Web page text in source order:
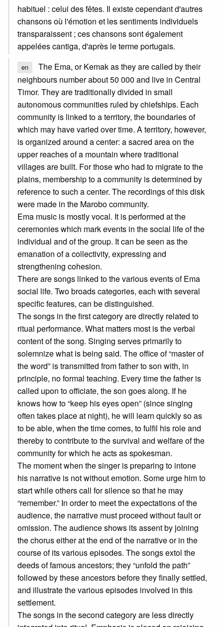
habituel : celui des fêtes. Il existe cependant d'autres
chansons où l'émotion et les sentiments individuels
transparaissent ; ces chansons sont également
appelées cantiga, d'après le terme portugais.
en
The Ema, or Kemak as they are called by their
neighbours number about 50 000 and live in Central
Timor. They are traditionally divided in small
autonomous communities ruled by chiefships. Each
community is linked to a territory, the boundaries of
which may have varied over time. A territory, however,
is organized around a center: a sacred area on the
upper reaches of a mountain where traditional
villages are built. For those who had to migrate to the
plains, membership to a community is determined by
reference to such a center. The recordings of this disk
were made in the Marobo community.
Ema music is mostly vocal. It is performed at the
ceremonies which mark events in the social life of the
individual and of the group. It can be seen as the
emanation of a collectivity, expressing and
strengthening cohesion.
There are songs linked to the various events of Ema
social life. Two broads categories, each with several
specific features, can be distinguished.
The songs in the first category are directly related to
ritual performance. What matters most is the verbal
content of the song. Singing serves primarily to
solemnize what is being said. The office of “master of
the word” is transmitted from father to son with, in
principle, no formal teaching. Every time the father is
called upon to officiate, the son goes along. If he
knows how to “keep his eyes open” (since singing
often takes place at night), he will learn quickly so as
to be able, when the time comes, to fulfil his role and
thereby to contribute to the survival and welfare of the
community for which he acts as spokesman.
The moment when the singer is preparing to intone
his narrative is not without emotion. Some urge him to
start while others call for silence so that he may
“remember.” In order to meet the expectations of the
audience, the narrative must proceed without fault or
omission. The audience shows its assent by joining
the chorus either at the end of the narrative or in the
course of its various episodes. The songs extol the
deeds of famous ancestors; they “unfold the path”
followed by these ancestors before they finally settled,
and illustrate the various episodes involved in this
settlement.
The songs in the second category are less directly